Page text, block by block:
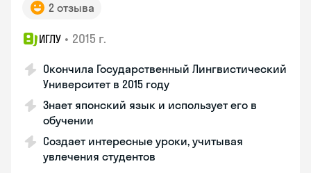
2 отзыва
ИГЛУ • 2015 г.
Окончила Государственный Лингвистический
Университет в 2015 году
Знает японский язык и использует его в
обучении
Создает интересные уроки, учитывая
увлечения студентов